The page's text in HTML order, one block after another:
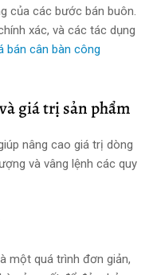
của các bước bán buôn.
xác, và các tác dụng
bán cân bàn công
giá trị sản phẩm
nâng cao giá trị dòng
và vâng lệnh các quy
một quá trình đơn giản,